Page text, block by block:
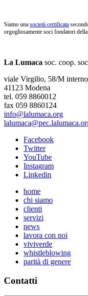
Siamo una società certificata
orgogliosamente soci fondatori della
La Lumaca soc. coop.
viale Virgilio, 58/M
41123 Modena
tel. 059 8860012
fax 059 8860124
info@lalumaca.org
Facebook
Twitter
YouTube
Instagram
Linkedin
home
chi siamo
clienti
servizi
news
lavora con noi
viviverde
whistleblowing
parità di genere
Contatti